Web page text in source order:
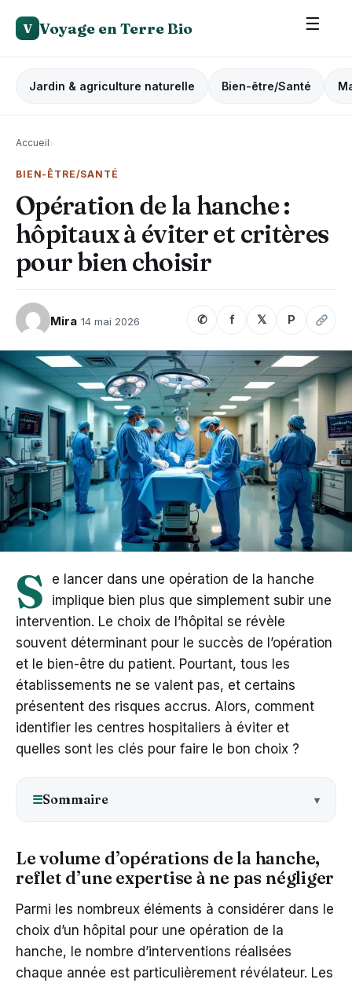
V Voyage en Terre Bio ☰
Jardin & agriculture naturelle Bien-être/Santé
Accueil›
BIEN-ÊTRE/SANTÉ
Opération de la hanche :
hôpitaux à éviter et critères
pour bien choisir
Mira 14 mai 2026 ✆ f 𝕏 P
S
e lancer dans une opération de la hanche
implique bien plus que simplement subir une
intervention. Le choix de l’hôpital se révèle
souvent déterminant pour le succès de l’opération
et le bien-être du patient. Pourtant, tous les
établissements ne se valent pas, et certains
présentent des risques accrus. Alors, comment
identifier les centres hospitaliers à éviter et
quelles sont les clés pour faire le bon choix ?
☰Sommaire
Le volume d’opérations de la hanche,
reflet d’une expertise à ne pas négliger
Parmi les nombreux éléments à considérer dans le
choix d’un hôpital pour une opération de la
hanche, le nombre d’interventions réalisées
chaque année est particulièrement révélateur. Les